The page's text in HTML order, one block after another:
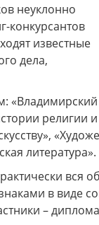
Приглашаем
неуклонно
конкурсантов
известные
дела,
религии
литература».
вся
в виде
–